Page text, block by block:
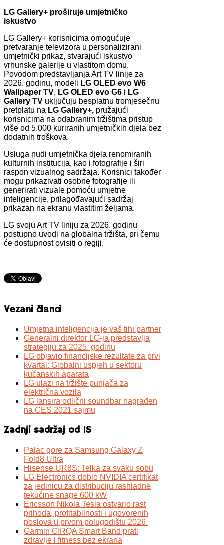
LG Gallery+ proširuje umjetničko
iskustvo
LG Gallery+ korisnicima omogućuje
pretvaranje televizora u personalizirani
umjetnički prikaz, stvarajući iskustvo
vrhunske galerije u vlastitom domu.
Povodom predstavljanja Art TV linije za
2026. godinu, modeli LG OLED evo W6
Wallpaper TV, LG OLED evo G6 i LG
Gallery TV uključuju besplatnu tromjesečnu
pretplatu na LG Gallery+, pružajući
korisnicima na odabranim tržištima pristup
više od 5.000 kuriranih umjetničkih djela bez
dodatnih troškova.
Usluga nudi umjetnička djela renomiranih
kulturnih institucija, kao i fotografije i širi
raspon vizualnog sadržaja. Korisnici također
mogu prikazivati osobne fotografije ili
generirati vizuale pomoću umjetne
inteligencije, prilagođavajući sadržaj
prikazan na ekranu vlastitim željama.
LG svoju Art TV liniju za 2026. godinu
postupno uvodi na globalna tržišta, pri čemu
će dostupnost ovisiti o regiji.
Vezani članci
Umjetna inteligencija je vaš tihi partner
Generalni direktor LG-ja predstavlja
strategiju za 2025. godinu
LG objavio financijske rezultate za prvi
kvartal: Globalni uspjeh u sektoru
kućanskih aparata
LG ulazi na tržište punjača za
električna vozila
LG lansira odlični soundbar nagrađen
na CES 2021 sajmu
Zadnji sadržaj od IS
Palac gore za Samsung Galaxy Z
Fold8 Ultra
Hisense UR8S: Telka za svaku sobu
LG Electronics dobio NVIDIA certifikat
za jedinicu za distribuciju rashladne
tekućine snage 600 kW
Ericsson Nikola Tesla ostvario rast
prihoda, profitabilnosti i ugovorenih
poslova u prvom polugodištu 2026.
Garmin CIRQA Smart Band prati
zdravlje i fitness bez ekrana